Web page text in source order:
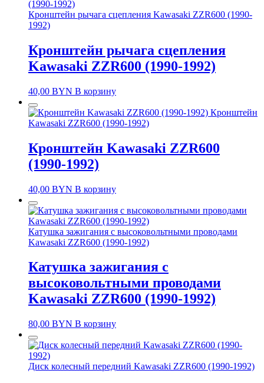
Кронштейн рычага сцепления Kawasaki ZZR600 (1990-
1992)
Кронштейн рычага сцепления
Kawasaki ZZR600 (1990-1992)
40,00 BYN В корзину
Кронштейн
Kawasaki ZZR600 (1990-1992)
Кронштейн Kawasaki ZZR600
(1990-1992)
40,00 BYN В корзину
Катушка зажигания с высоковольтными проводами
Kawasaki ZZR600 (1990-1992)
Катушка зажигания с
высоковольтными проводами
Kawasaki ZZR600 (1990-1992)
80,00 BYN В корзину
Диск колесный передний Kawasaki ZZR600 (1990-1992)